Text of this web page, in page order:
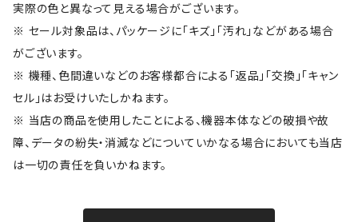
実際の色と異なって見える場合がございます。
※ セール対象品は、パッケージに「キズ」「汚れ」などがある場合
がございます。
※ 機種、色間違いなどのお客様都合による「返品」「交換」「キャン
セル」はお受けいたしかねます。
※ 当店の商品を使用したことによる、機器本体などの破損や故
障、データの紛失・消滅などについていかなる場合においても当店
は一切の責任を負いかねます。